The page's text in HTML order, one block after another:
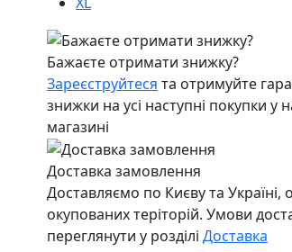
Бажаєте отримати знижку?
Зареєструйтеся та отримуйте
знижки на усі наступні покупки у
магазині
Доставка замовлення
Доставляємо по Києву та Україні,
окупованих теріторій. Умови
переглянути у розділі Доставка